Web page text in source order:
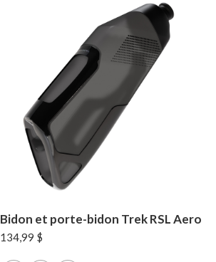
Bidon et porte-bidon Trek RSL Aero
134,99 $